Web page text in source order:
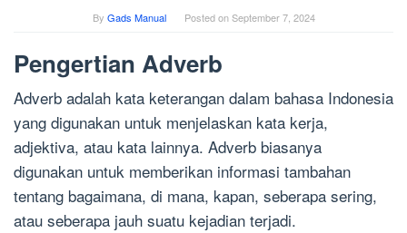
By Gads Manual Posted onSeptember 7, 2024
Pengertian Adverb
Adverb adalah kata keterangan dalam bahasa Indonesia
yang digunakan untuk menjelaskan kata kerja,
adjektiva, atau kata lainnya. Adverb biasanya
digunakan untuk memberikan informasi tambahan
tentang bagaimana, di mana, kapan, seberapa sering,
atau seberapa jauh suatu kejadian terjadi.